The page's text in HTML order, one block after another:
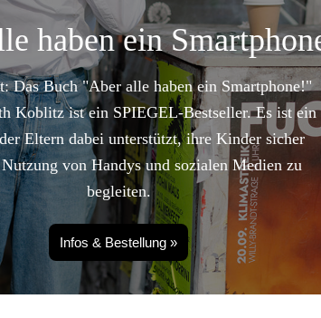
haben ein
Das Buch "Aber alle haben ein Smartphone!"
Koblitz ist ein SPIEGEL-Bestseller. Es ist ein
Eltern dabei unterstützt, ihre Kinder sicher
von Handys und sozialen Medien zu
begleiten.
Infos & Bestellung »